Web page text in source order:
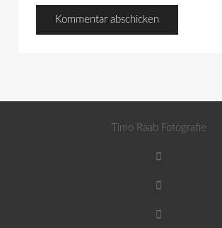
Timo Raab Fotografie